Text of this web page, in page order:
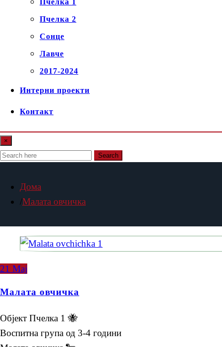
Пчелка 2
Сонце
Лавче
2017-2024
Интерни проекти
Контакт
×
Search
Дома
Малата овчичка
21 Мај
Малата овчичка
Објект Пчелка 1 🐝
Воспитна група од 3-4 години